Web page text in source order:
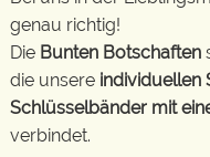
genau richtig!
Die Bunten Botschaften
die unsere individuellen
Schlüsselbänder mit
verbindet.